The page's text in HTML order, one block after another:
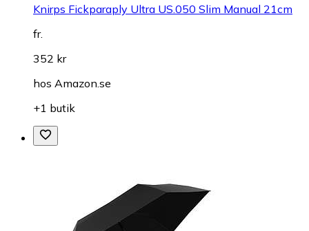
Knirps Fickparaply Ultra US.050 Slim Manual 21cm
fr.
352 kr
hos Amazon.se
+1 butik